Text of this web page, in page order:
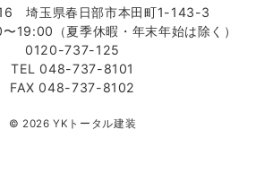
埼玉県春日部市本田町1-143-3
19:00（夏季休暇・年末年始は除く）
0120-737-125
TEL 048-737-8101
FAX 048-737-8102
© 2026YKトータル建装